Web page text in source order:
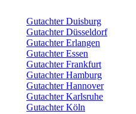
Gutachter Duisburg
Gutachter Düsseldorf
Gutachter Erlangen
Gutachter Essen
Gutachter Frankfurt
Gutachter Hamburg
Gutachter Hannover
Gutachter Karlsruhe
Gutachter Köln